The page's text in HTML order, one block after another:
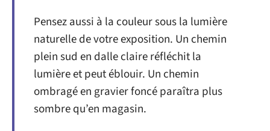
Pensez aussi à la couleur sous la lumière
naturelle de votre exposition. Un chemin
plein sud en dalle claire réfléchit la
lumière et peut éblouir. Un chemin
ombragé en gravier foncé paraîtra plus
sombre qu’en magasin.